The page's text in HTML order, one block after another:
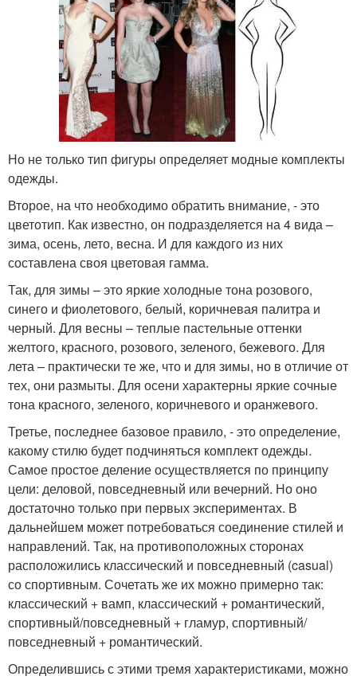
Но не только тип фигуры определяет модные комплекты
одежды.
Второе, на что необходимо обратить внимание, - это
цветотип. Как известно, он подразделяется на 4 вида –
зима, осень, лето, весна. И для каждого из них
составлена своя цветовая гамма.
Так, для зимы – это яркие холодные тона розового,
синего и фиолетового, белый, коричневая палитра и
черный. Для весны – теплые пастельные оттенки
желтого, красного, розового, зеленого, бежевого. Для
лета – практически те же, что и для зимы, но в отличие от
тех, они размыты. Для осени характерны яркие сочные
тона красного, зеленого, коричневого и оранжевого.
Третье, последнее базовое правило, - это определение,
какому стилю будет подчиняться комплект одежды.
Самое простое деление осуществляется по принципу
цели: деловой, повседневный или вечерний. Но оно
достаточно только при первых экспериментах. В
дальнейшем может потребоваться соединение стилей и
направлений. Так, на противоположных сторонах
расположились классический и повседневный (casual)
со спортивным. Сочетать же их можно примерно так:
классический + вамп, классический + романтический,
спортивный/повседневный + гламур, спортивный/
повседневный + романтический.
Определившись с этими тремя характеристиками, можно